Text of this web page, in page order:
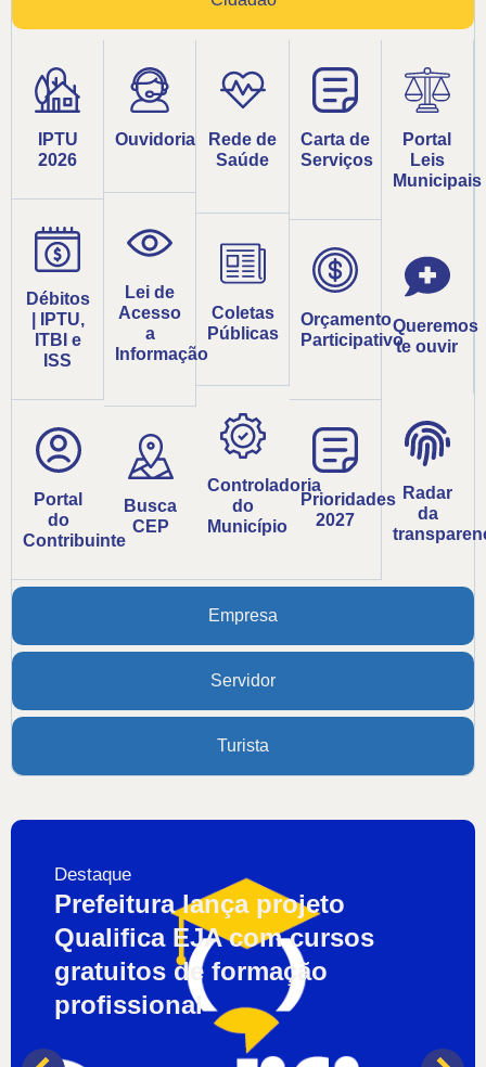
Empresa
Servidor
Turista
IPTU
2026
Débitos
| IPTU,
ITBI e
ISS
Portal
do
Contribuinte
Ouvidoria
Lei de
Acesso
a
Informação
Busca
CEP
Rede de
Saúde
Coletas
Públicas
Controladoria
do
Município
Carta de
Serviços
Orçamento
Participativo
Prioridades
2027
Portal
Leis
Municipais
Queremos
te ouvir
Radar
da
Destaque
Prefeitura lança projeto
Qualifica EJA com cursos
gratuitos de formação
profissional